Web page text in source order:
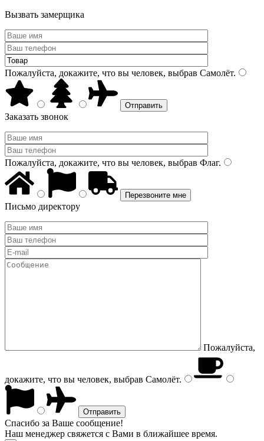
Вызвать замерщика
Пожалуйста, докажите, что вы человек, выбрав Самолёт.
Заказать звонок
Пожалуйста, докажите, что вы человек, выбрав Флаг.
Письмо директору
Пожалуйста,
докажите, что вы человек, выбрав Самолёт.
Спасибо за Ваше сообщение!
Наш менеджер свяжется с Вами в ближайшее время.